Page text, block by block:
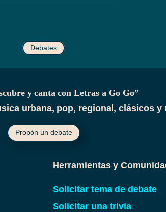
Debates
y canta con Letras a Go Go”
urbana, pop, regional, clásicos y
Propón un debate
Herramientas y
Solicitar tema de debate
Solicitar una trivia